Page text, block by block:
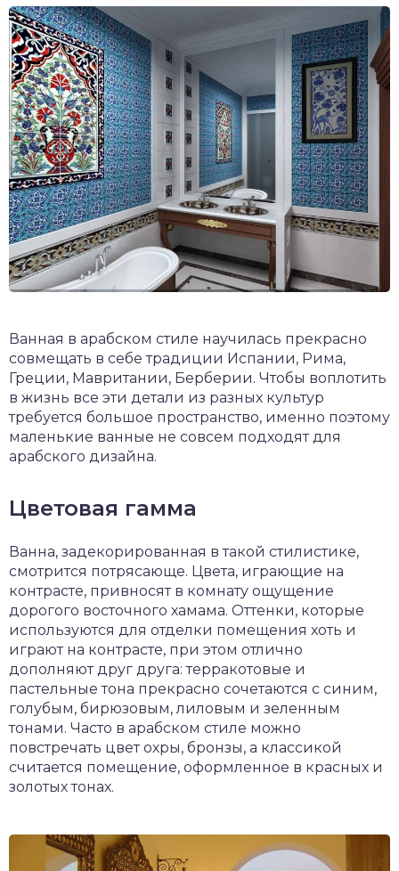
Ванная в арабском стиле научилась прекрасно
совмещать в себе традиции Испании, Рима,
Греции, Мавритании, Берберии. Чтобы воплотить
в жизнь все эти детали из разных культур
требуется большое пространство, именно поэтому
маленькие ванные не совсем подходят для
арабского дизайна.
Цветовая гамма
Ванна, задекорированная в такой стилистике,
смотрится потрясающе. Цвета, играющие на
контрасте, привносят в комнату ощущение
дорогого восточного хамама. Оттенки, которые
используются для отделки помещения хоть и
играют на контрасте, при этом отлично
дополняют друг друга: терракотовые и
пастельные тона прекрасно сочетаются с синим,
голубым, бирюзовым, лиловым и зеленным
тонами. Часто в арабском стиле можно
повстречать цвет охры, бронзы, а классикой
считается помещение, оформленное в красных и
золотых тонах.